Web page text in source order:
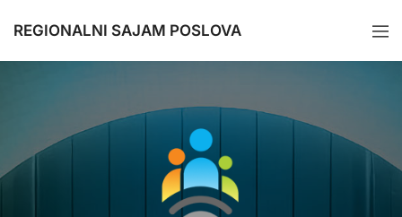
REGIONALNI SAJAM POSLOVA